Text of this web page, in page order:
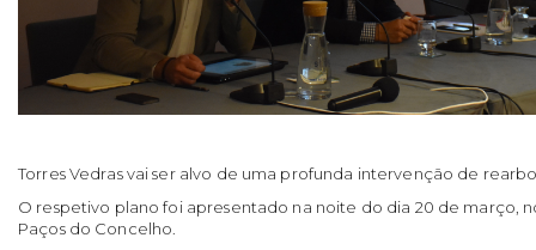
Torres Vedras vai ser alvo de uma profunda intervenção de
O respetivo plano foi apresentado na noite do dia 20 de março,
Paços do Concelho.